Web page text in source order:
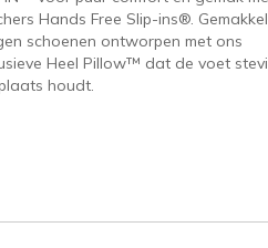
Hands Free Slip-ins®.
schoenen ontworpen met ons
Heel Pillow™ dat de voet
houdt.